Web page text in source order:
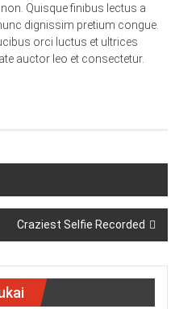
Quisque finibus lectus a
dignissim pretium congue.
orci luctus et ultrices
auctor leo et consectetur.
Craziest Selfie Recorded